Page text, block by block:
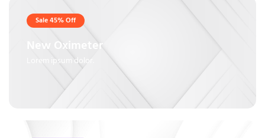
Sale 45% Off
New Oximeter
Lorem ipsum dolor.